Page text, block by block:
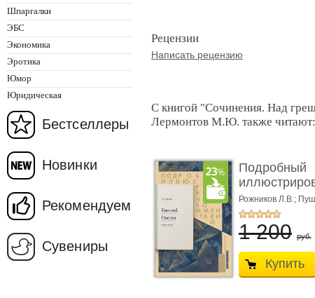
Шпаргалки
ЭБС
Экономика
Эротика
Юмор
Юридическая
Бестселлеры
Новинки
Рекомендуем
Сувениры
Рецензии
Написать рецензию
С книгой "Сочинения. Над
Лермонтов М.Ю. также читают:
Подробный
Рожников Л.В.;
1 200 руб.
Купить